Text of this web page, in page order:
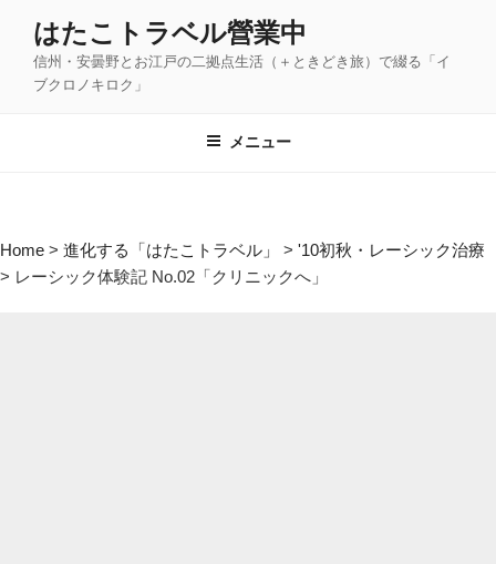
プ
はたこトラベル營業中
信州・安曇野とお江戸の二拠点生活（＋ときどき旅）で綴る「イ
ブクロノキロク」
メニュー
Home > 進化する「はたこトラベル」 > '10初秋・レーシック治療
> レーシック体験記 No.02「クリニックへ」